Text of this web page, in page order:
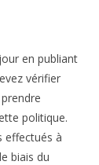
en publiant
vérifier
politique.
effectués à
biais du